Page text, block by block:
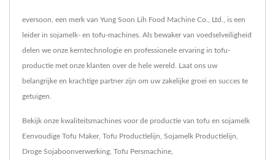
eversoon, een merk van Yung Soon Lih Food Machine Co., Ltd., is een
leider in sojamelk- en tofu-machines. Als bewaker van voedselveiligheid
delen we onze kerntechnologie en professionele ervaring in tofu-
productie met onze klanten over de hele wereld. Laat ons uw
belangrijke en krachtige partner zijn om uw zakelijke groei en succes te
getuigen.
Bekijk onze kwaliteitsmachines voor de productie van tofu en sojamelk
Eenvoudige Tofu Maker, Tofu Productielijn Sojamelk Productielijn
Droge Sojaboonverwerking Tofu Persmachine